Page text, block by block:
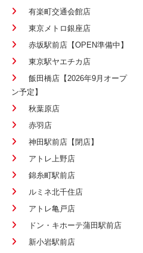
有楽町交通会館店
東京メトロ銀座店
赤坂駅前店【OPEN準備中】
東京駅ヤエチカ店
飯田橋店【2026年9月オープ
ン予定】
秋葉原店
赤羽店
神田駅前店【閉店】
アトレ上野店
錦糸町駅前店
ルミネ北千住店
アトレ亀戸店
ドン・キホーテ蒲田駅前店
新小岩駅前店